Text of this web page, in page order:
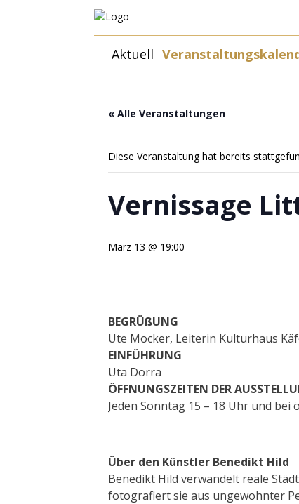
Zum
Inhalt
Aktuell
« Alle Veranstaltungen
Diese Veranstaltung hat bereits
Vernissage
März 13 @ 19:00
BEGRÜßUNG
Ute Mocker, Leiterin Kulturhaus
EINFÜHRUNG
Uta Dorra
ÖFFNUNGSZEITEN DER
Jeden Sonntag 15 – 18 Uhr und
Über den Künstler Benedikt Hild
Benedikt Hild verwandelt reale
fotografiert sie aus ungewohnter